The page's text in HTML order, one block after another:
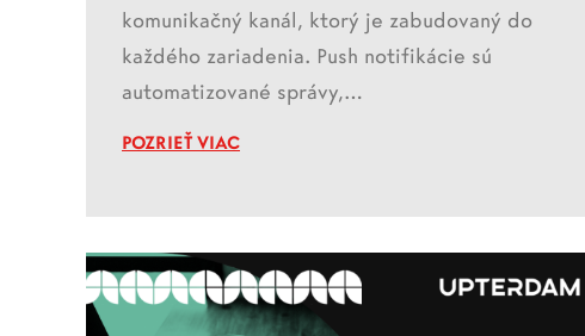
komunikačný kanál, ktorý je zabudovaný do
každého zariadenia. Push notifikácie sú
automatizované správy,…
POZRIEŤ VIAC